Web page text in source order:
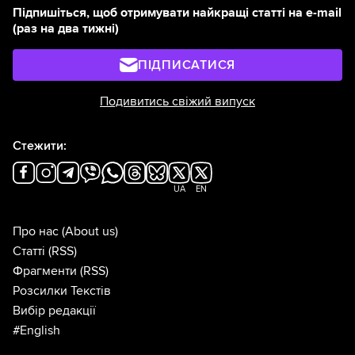
Підпишіться, щоб отримувати найкращі статті на e-mail
(раз на два тижні)
ПІДПИСАТИСЯ
Подивитись свіжий випуск
Стежити:
UA EN
Про нас (About us)
Статті (RSS)
Фрагменти (RSS)
Розсилки Текстів
Вибір редакції
#English